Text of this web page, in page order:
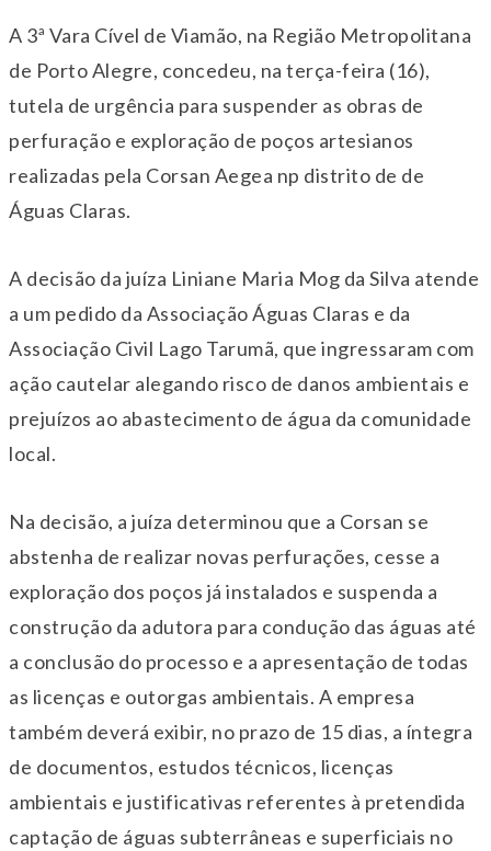
A 3ª Vara Cível de Viamão, na Região Metropolitana
de Porto Alegre, concedeu, na terça-feira (16),
tutela de urgência para suspender as obras de
perfuração e exploração de poços artesianos
realizadas pela Corsan Aegea np distrito de de
Águas Claras.
A decisão da juíza Liniane Maria Mog da Silva atende
a um pedido da Associação Águas Claras e da
Associação Civil Lago Tarumã, que ingressaram com
ação cautelar alegando risco de danos ambientais e
prejuízos ao abastecimento de água da comunidade
local.
Na decisão, a juíza determinou que a Corsan se
abstenha de realizar novas perfurações, cesse a
exploração dos poços já instalados e suspenda a
construção da adutora para condução das águas até
a conclusão do processo e a apresentação de todas
as licenças e outorgas ambientais. A empresa
também deverá exibir, no prazo de 15 dias, a íntegra
de documentos, estudos técnicos, licenças
ambientais e justificativas referentes à pretendida
captação de águas subterrâneas e superficiais no